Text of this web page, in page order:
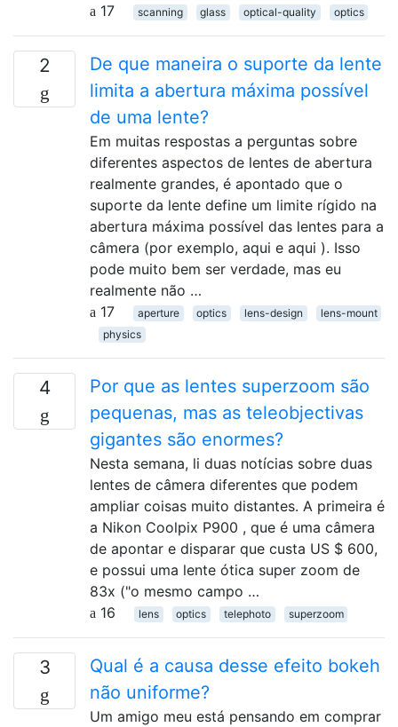
17
scanning glass optical-quality optics
2
De que maneira o suporte da lente
limita a abertura máxima possível
de uma lente?
Em muitas respostas a perguntas sobre
diferentes aspectos de lentes de abertura
realmente grandes, é apontado que o
suporte da lente define um limite rígido na
abertura máxima possível das lentes para a
câmera (por exemplo, aqui e aqui ). Isso
pode muito bem ser verdade, mas eu
realmente não …
17
aperture optics lens-design
lens-mount
physics
4
Por que as lentes superzoom são
pequenas, mas as teleobjectivas
gigantes são enormes?
Nesta semana, li duas notícias sobre duas
lentes de câmera diferentes que podem
ampliar coisas muito distantes. A primeira é
a Nikon Coolpix P900 , que é uma câmera
de apontar e disparar que custa US $ 600,
e possui uma lente ótica super zoom de
83x ("o mesmo campo …
16
lens optics telephoto superzoom
3
Qual é a causa desse efeito bokeh
não uniforme?
Um amigo meu está pensando em comprar